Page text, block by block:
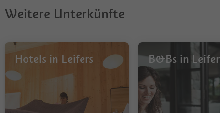
Weitere Unterkünfte
Hotels in Leifers B&Bs in